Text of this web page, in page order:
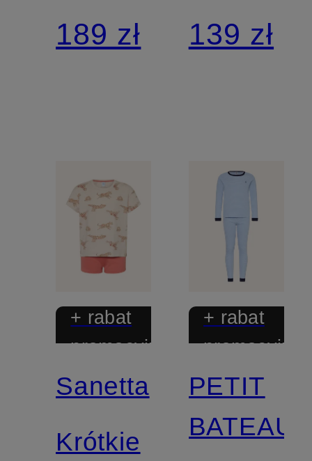
189 zł 139 zł
+ rabat
promocyjny
Sanetta
Krótkie
+ rabat
promocyjny
PETIT
BATEAU